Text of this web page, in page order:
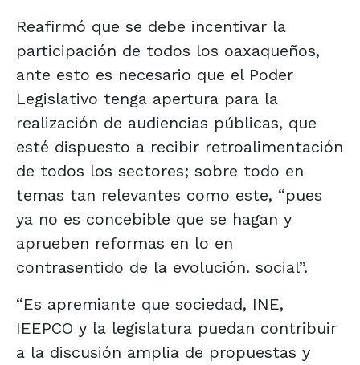
Reafirmó que se debe incentivar la
participación de todos los oaxaqueños,
ante esto es necesario que el Poder
Legislativo tenga apertura para la
realización de audiencias públicas, que
esté dispuesto a recibir retroalimentación
de todos los sectores; sobre todo en
temas tan relevantes como este, “pues
ya no es concebible que se hagan y
aprueben reformas en lo en
contrasentido de la evolución. social”.
“Es apremiante que sociedad, INE,
IEEPCO y la legislatura puedan contribuir
a la discusión amplia de propuestas y